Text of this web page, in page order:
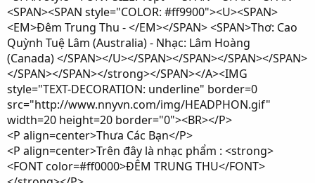
<SPAN><SPAN style="COLOR: #ff9900"><U><SPAN>
<EM>Đêm Trung Thu - </EM></SPAN> <SPAN>Thơ: Cao
Quỳnh Tuệ Lâm (Australia) - Nhạc: Lâm Hoàng
(Canada) </SPAN></U></SPAN></SPAN></SPAN></SPAN>
</SPAN></SPAN></strong></SPAN></A><IMG
style="TEXT-DECORATION: underline" border=0
src="http://www.nnyvn.com/img/HEADPHON.gif"
width=20 height=20 border="0"><BR></P>
<P align=center>Thưa Các Bạn</P>
<P align=center>Trên đây là nhạc phẩm : <strong>
<FONT color=#ff0000>ĐÊM TRUNG THU</FONT>